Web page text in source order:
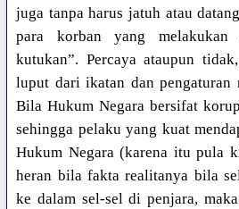
juga tanpa harus jatuh atau
para korban yang melakukan
kutukan”. Percaya ataupun
luput dari ikatan dan pengaturan
Bila Hukum Negara bersifat
sehingga pelaku yang kuat
Hukum Negara (karena itu pula
heran bila fakta realitanya bila
ke dalam sel-sel di penjara,